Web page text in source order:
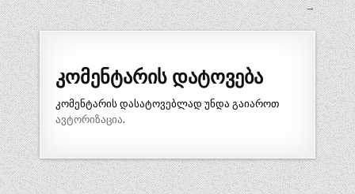
→
კომენტარის დატოვება
კომენტარის დასატოვებლად უნდა გაიაროთ
ავტორიზაცია.